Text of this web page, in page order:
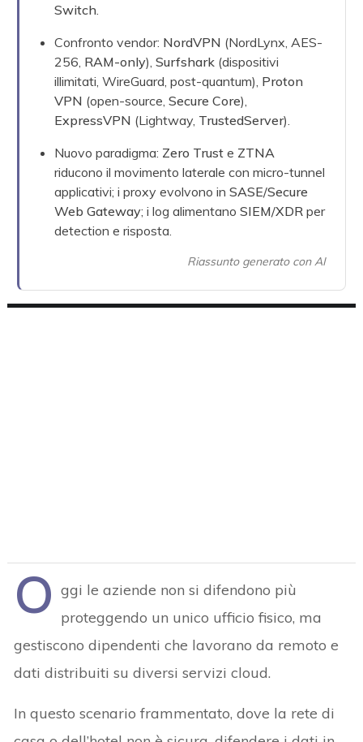
Switch
Confronto vendor: NordVPN (NordLynx, AES-
256, RAM-only),Surfshark (dispositivi
illimitati, WireGuard, post-quantum), Proton
VPN (open-source,Secure Core),
ExpressVPN (Lightway, TrustedServer).
Nuovo paradigma: Zero Trust e ZTNA
riducono il movimento laterale con micro-tunnel
applicativi; i proxy evolvono inSASE/Secure
Web Gateway; i log alimentanoSIEM/XDR per
detection e risposta.
Riassunto generato con AI
O ggi le aziende non si difendono più
proteggendo un unico ufficio fisico, ma
gestiscono dipendenti che lavorano da remoto e
dati distribuiti su diversi servizi cloud.
In questo scenario frammentato, dove la rete di